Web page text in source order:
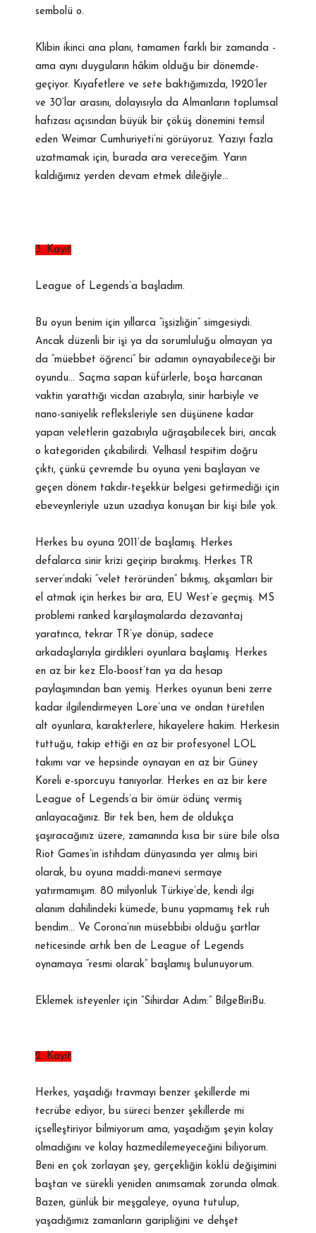
sembolü o.
Klibin ikinci ana planı, tamamen farklı bir zamanda -
ama aynı duyguların hâkim olduğu bir dönemde-
geçiyor. Kıyafetlere ve sete baktığımızda, 1920’ler
ve 30’lar arasını, dolayısıyla da Almanların toplumsal
hafızası açısından büyük bir çöküş dönemini temsil
eden Weimar Cumhuriyeti’ni görüyoruz. Yazıyı fazla
uzatmamak için, burada ara vereceğim. Yarın
kaldığımız yerden devam etmek dileğiyle…
3. Kayıt
League of Legends’a başladım.
Bu oyun benim için yıllarca “işsizliğin” simgesiydi.
Ancak düzenli bir işi ya da sorumluluğu olmayan ya
da “müebbet öğrenci” bir adamın oynayabileceği bir
oyundu… Saçma sapan küfürlerle, boşa harcanan
vaktin yarattığı vicdan azabıyla, sinir harbiyle ve
nano-saniyelik refleksleriyle sen düşünene kadar
yapan veletlerin gazabıyla uğraşabilecek biri, ancak
o kategoriden çıkabilirdi. Velhasıl tespitim doğru
çıktı, çünkü çevremde bu oyuna yeni başlayan ve
geçen dönem takdir-teşekkür belgesi getirmediği için
ebeveynleriyle uzun uzadıya konuşan bir kişi bile yok.
Herkes bu oyuna 2011’de başlamış. Herkes
defalarca sinir krizi geçirip bırakmış. Herkes TR
server’ındaki “velet teröründen” bıkmış, akşamları bir
el atmak için herkes bir ara, EU West’e geçmiş. MS
problemi ranked karşılaşmalarda dezavantaj
yaratınca, tekrar TR’ye dönüp, sadece
arkadaşlarıyla girdikleri oyunlara başlamış. Herkes
en az bir kez Elo-boost’tan ya da hesap
paylaşımından ban yemiş. Herkes oyunun beni zerre
kadar ilgilendirmeyen Lore’una ve ondan türetilen
alt oyunlara, karakterlere, hikayelere hakim. Herkesin
tuttuğu, takip ettiği en az bir profesyonel LOL
takımı var ve hepsinde oynayan en az bir Güney
Koreli e-sporcuyu tanıyorlar. Herkes en az bir kere
League of Legends’a bir ömür ödünç vermiş
anlayacağınız. Bir tek ben, hem de oldukça
şaşıracağınız üzere, zamanında kısa bir süre bile olsa
Riot Games’in istihdam dünyasında yer almış biri
olarak, bu oyuna maddi-manevi sermaye
yatırmamışım. 80 milyonluk Türkiye’de, kendi ilgi
alanım dahilindeki kümede, bunu yapmamış tek ruh
bendim… Ve Corona’nın müsebbibi olduğu şartlar
neticesinde artık ben de League of Legends
oynamaya “resmi olarak” başlamış bulunuyorum.
Eklemek isteyenler için “Sihirdar Adım:” BilgeBiriBu.
2. Kayıt
Herkes, yaşadığı travmayı benzer şekillerde mi
tecrübe ediyor, bu süreci benzer şekillerde mi
içselleştiriyor bilmiyorum ama, yaşadığım şeyin kolay
olmadığını ve kolay hazmedilemeyeceğini biliyorum.
Beni en çok zorlayan şey, gerçekliğin köklü değişimini
baştan ve sürekli yeniden anımsamak zorunda olmak.
Bazen, günlük bir meşgaleye, oyuna tutulup,
yaşadığımız zamanların garipliğini ve dehşet